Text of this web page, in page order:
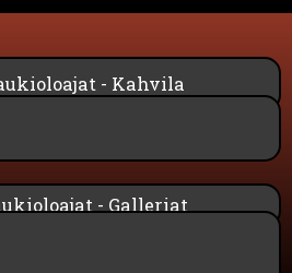
- Kahvila
- Galleriat